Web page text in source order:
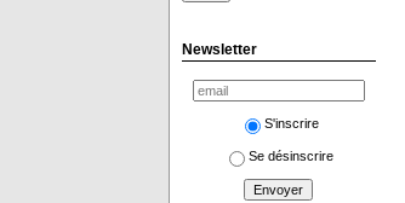
Newsletter
S'inscrire
Se désinscrire